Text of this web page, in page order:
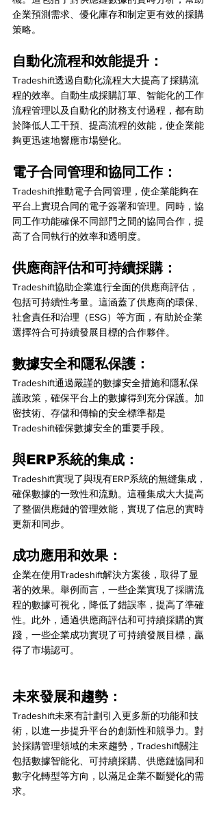
企業預測需求、優化庫存和制定更有效的採購
策略。
自動化流程和效能提升：
Tradeshift透過自動化流程大大提高了採購流
程的效率。自動生成採購訂單、智能化的工作
流程管理以及自動化的財務支付過程，都有助
於降低人工干預、提高流程的效能，使企業能
夠更迅速地響應市場變化。
電子合同管理和協同工作：
Tradeshift推動電子合同管理，使企業能夠在
平台上實現合同的電子簽署和管理。同時，協
同工作功能確保不同部門之間的協同合作，提
高了合同執行的效率和透明度。
供應商評估和可持續採購：
Tradeshift協助企業進行全面的供應商評估，
包括可持續性考量。這涵蓋了供應商的環保、
社會責任和治理（ESG）等方面，有助於企業
選擇符合可持續發展目標的合作夥伴。
數據安全和隱私保護：
Tradeshift通過嚴謹的數據安全措施和隱私保
護政策，確保平台上的數據得到充分保護。加
密技術、存儲和傳輸的安全標準都是
Tradeshift確保數據安全的重要手段。
與ERP系統的集成：
Tradeshift實現了與現有ERP系統的無縫集成，
確保數據的一致性和流動。這種集成大大提高
了整個供應鏈的管理效能，實現了信息的實時
更新和同步。
成功應用和效果：
企業在使用Tradeshift解決方案後，取得了显
著的效果。舉例而言，一些企業實現了採購流
程的數據可視化，降低了錯誤率，提高了準確
性。此外，通過供應商評估和可持續採購的實
踐，一些企業成功實現了可持續發展目標，贏
得了市場認可。
未來發展和趨勢：
Tradeshift未來有計劃引入更多新的功能和技
術，以進一步提升平台的創新性和競爭力。對
於採購管理領域的未來趨勢，Tradeshift關注
包括數據智能化、可持續採購、供應鏈協同和
數字化轉型等方向，以滿足企業不斷變化的需
求。